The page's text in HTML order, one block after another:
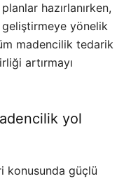
hazırlanırken,
geliştirmeye yönelik
madencilik tedarik
artırmayı
yol
konusunda güçlü